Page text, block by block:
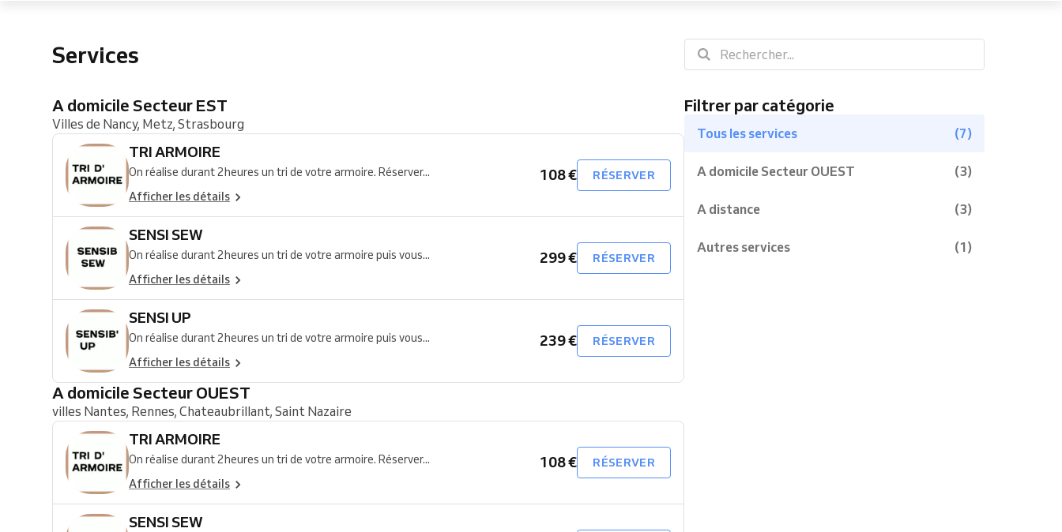
Services
A domicile Secteur EST
Villes de Nancy, Metz, Strasbourg
TRI ARMOIRE
On réalise durant 2heures un tri de votre armoire. Réserver...
Afficher les détails
108 € RÉSERVER
SENSI SEW
On réalise durant 2heures un tri de votre armoire puis vous...
Afficher les détails
299 € RÉSERVER
SENSI UP
On réalise durant 2heures un tri de votre armoire puis vous...
Afficher les détails
239 € RÉSERVER
A domicile Secteur OUEST
villes Nantes, Rennes, Chateaubrillant, Saint Nazaire
TRI ARMOIRE
On réalise durant 2heures un tri de votre armoire. Réserver...
Afficher les détails
108 € RÉSERVER
SENSI SEW
Filtrer par catégorie
Tous les services (7)
A domicile Secteur OUEST (3)
A distance (3)
Autres services (1)